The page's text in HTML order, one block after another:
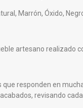
Marrón, Óxido,
artesano realizado
que responden en
revisando